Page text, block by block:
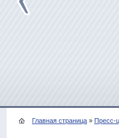
Главная страница » Пресс-